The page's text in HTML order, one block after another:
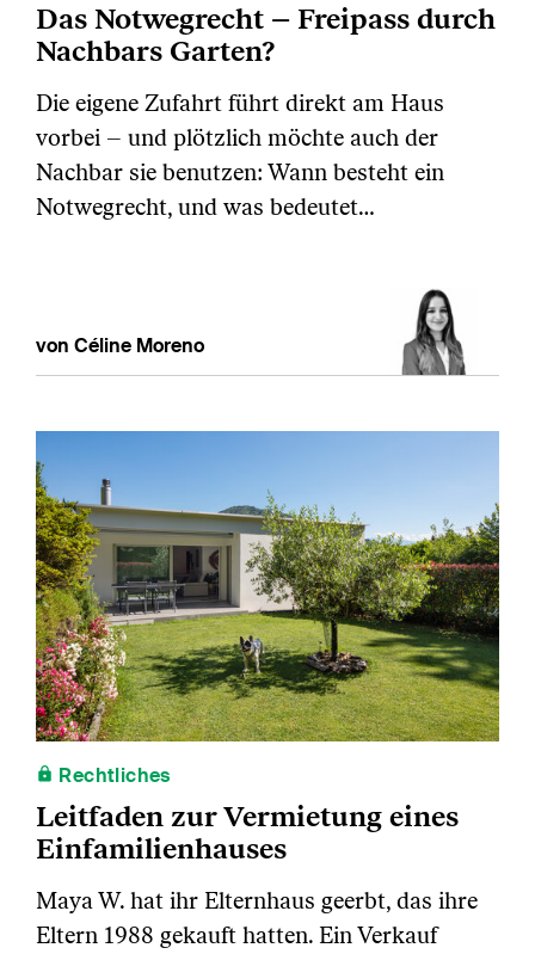
Das Notwegrecht – Freipass durch
Nachbars Garten?
Die eigene Zufahrt führt direkt am Haus
vorbei – und plötzlich möchte auch der
Nachbar sie benutzen: Wann besteht ein
Notwegrecht, und was bedeutet…
von Céline Moreno
Rechtliches
Leitfaden zur Vermietung eines
Einfamilienhauses
Maya W. hat ihr Elternhaus geerbt, das ihre
Eltern 1988 gekauft hatten. Ein Verkauf